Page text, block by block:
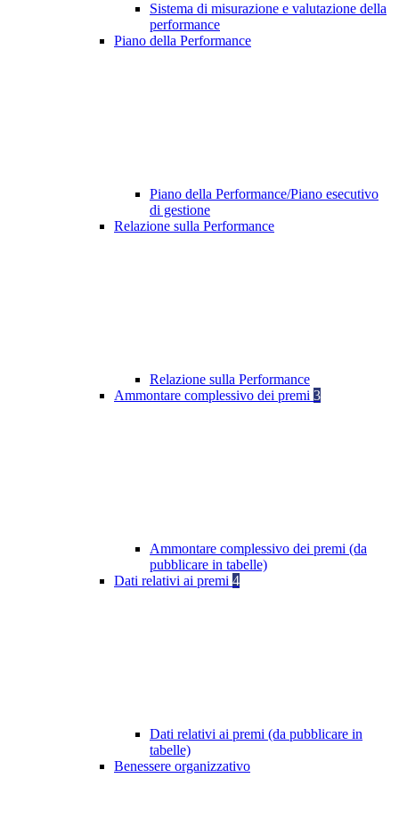
Sistema di misurazione e valutazione della
performance
Piano della Performance
Piano della Performance/Piano esecutivo
di gestione
Relazione sulla Performance
Relazione sulla Performance
Ammontare complessivo dei premi 3
Ammontare complessivo dei premi (da
pubblicare in tabelle)
Dati relativi ai premi 4
Dati relativi ai premi (da pubblicare in
tabelle)
Benessere organizzativo